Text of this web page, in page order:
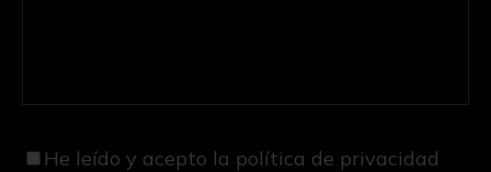
He leído y acepto la política de privacidad